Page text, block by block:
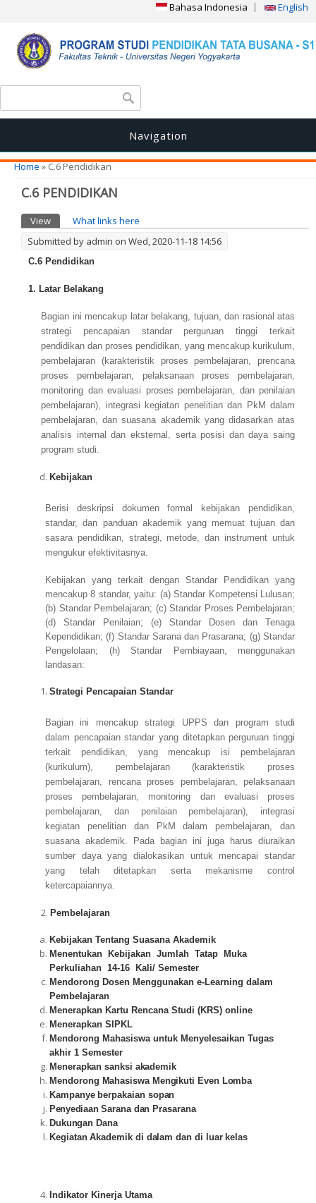
Bahasa Indonesia English
Search form
Navigation
You are here
Home» C.6 Pendidikan
C.6 PENDIDIKAN
Primary tabs
View (active tab)
What links here
Submitted by admin on Wed, 2020-11-18 14:56
C.6 Pendidikan
1. Latar Belakang
Bagian ini mencakup latar belakang, tujuan, dan rasional atas
strategi pencapaian standar perguruan tinggi terkait
pendidikan dan proses pendidikan, yang mencakup kurikulum,
pembelajaran (karakteristik proses pembelajaran, prencana
proses pembelajaran, pelaksanaan proses pembelajaran,
monitoring dan evaluasi proses pembelajaran, dan penilaian
pembelajaran), integrasi kegiatan penelitian dan PkM dalam
pembelajaran, dan suasana akademik yang didasarkan atas
analisis internal dan eksternal, serta posisi dan daya saing
program studi.
Kebijakan
Berisi deskripsi dokumen formal kebijakan pendidikan,
standar, dan panduan akademik yang memuat tujuan dan
sasara pendidikan, strategi, metode, dan instrument untuk
mengukur efektivitasnya.
Kebijakan yang terkait dengan Standar Pendidikan yang
mencakup 8 standar, yaitu: (a) Standar Kompetensi Lulusan;
(b) Standar Pembelajaran; (c) Standar Proses Pembelajaran;
(d) Standar Penilaian; (e) Standar Dosen dan Tenaga
Kependidikan; (f) Standar Sarana dan Prasarana; (g) Standar
Pengelolaan; (h) Standar Pembiayaan, menggunakan
landasan:
Strategi Pencapaian Standar
Bagian ini mencakup strategi UPPS dan program studi
dalam pencapaian standar yang ditetapkan perguruan tinggi
terkait pendidikan, yang mencakup isi pembelajaran
(kurikulum), pembelajaran (karakteristik proses
pembelajaran, rencana proses pembelajaran, pelaksanaan
proses pembelajaran, monitoring dan evaluasi proses
pembelajaran, dan penilaian pembelajaran), integrasi
kegiatan penelitian dan PkM dalam pembelajaran, dan
suasana akademik. Pada bagian ini juga harus diuraikan
sumber daya yang dialokasikan untuk mencapai standar
yang telah ditetapkan serta mekanisme control
ketercapaiannya.
2. Pembelajaran
Kebijakan Tentang Suasana Akademik
Menentukan Kebijakan Jumlah Tatap Muka
Perkuliahan 14-16 Kali/ Semester
Mendorong Dosen Menggunakan e-Learning dalam
Pembelajaran
Menerapkan Kartu Rencana Studi (KRS) online
Menerapkan SIPKL
Mendorong Mahasiswa untuk Menyelesaikan Tugas
akhir 1 Semester
Menerapkansanksi akademik
Mendorong Mahasiswa Mengi kuti Even Lom ba
Kampanye berpakaian sopan
PenyediaanSarana dan Prasarana
Dukungan Dana
Kegiatan Akademik di dalam dan di luar kelas
Indikator Kinerja Utama